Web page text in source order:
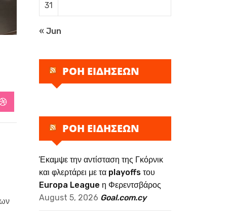
StumbleUpon
31
« Jun
ΡΟΗ ΕΙΔΗΣΕΩΝ
ΡΟΗ ΕΙΔΗΣΕΩΝ
Έκαμψε την αντίσταση της Γκόρνικ
και φλερτάρει με τα playoffs του
Europa League η Φερεντσβάρος
August 5, 2026 Goal.com.cy